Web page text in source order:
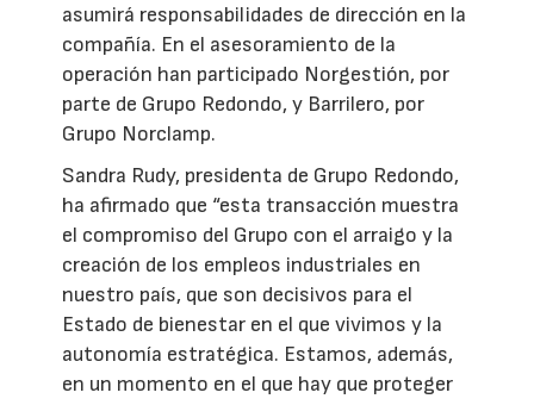
asumirá responsabilidades de dirección en la
compañía. En el asesoramiento de la
operación han participado Norgestión, por
parte de Grupo Redondo, y Barrilero, por
Grupo Norclamp.
Sandra Rudy, presidenta de Grupo Redondo,
ha afirmado que “esta transacción muestra
el compromiso del Grupo con el arraigo y la
creación de los empleos industriales en
nuestro país, que son decisivos para el
Estado de bienestar en el que vivimos y la
autonomía estratégica. Estamos, además,
en un momento en el que hay que proteger